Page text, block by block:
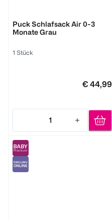
Puck Schlafsack Air 0-3
Monate Grau
1 Stück
€ 44,99
1
Quantity: 1